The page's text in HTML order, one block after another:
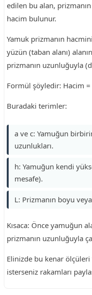
edilen bu alan,
hacim bulunur.
Yamuk prizmanın
yüzün (taban alanı)
prizmanın uzunluğuyla
Formül şöyledir: Hacim
Buradaki terimler:
a ve c: Yamuğun
uzunlukları.
h: Yamuğun kendi
mesafe).
L: Prizmanın boyu
Kısaca: Önce yamuğun
prizmanın uzunluğuyla
Elinizde bu kenar
isterseniz rakamları